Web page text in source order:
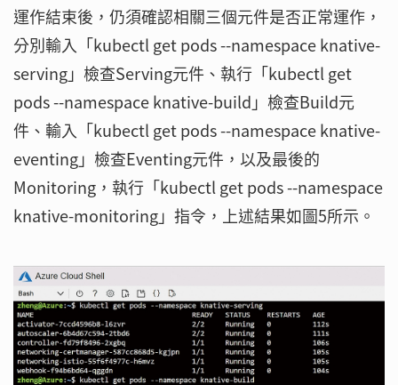
運作結束後，仍須確認相關三個元件是否正常運作，
分別輸入「kubectl get pods --namespace knative-
serving」檢查Serving元件、執行「kubectl get
pods --namespace knative-build」檢查Build元
件、輸入「kubectl get pods --namespace knative-
eventing」檢查Eventing元件，以及最後的
Monitoring，執行「kubectl get pods --namespace
knative-monitoring」指令，上述結果如圖5所示。